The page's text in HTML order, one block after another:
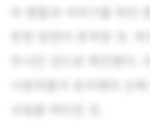
아 팬들과 이야기를 하던
무늬인 것으로 확인됐다.
시청자들이 유지애의 신
사실을 퍼뜨린 것.